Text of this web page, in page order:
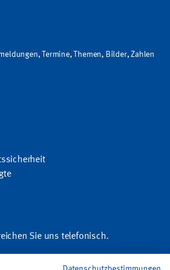
Termine, Themen, Bilder, Zahlen
Sie uns telefonisch.